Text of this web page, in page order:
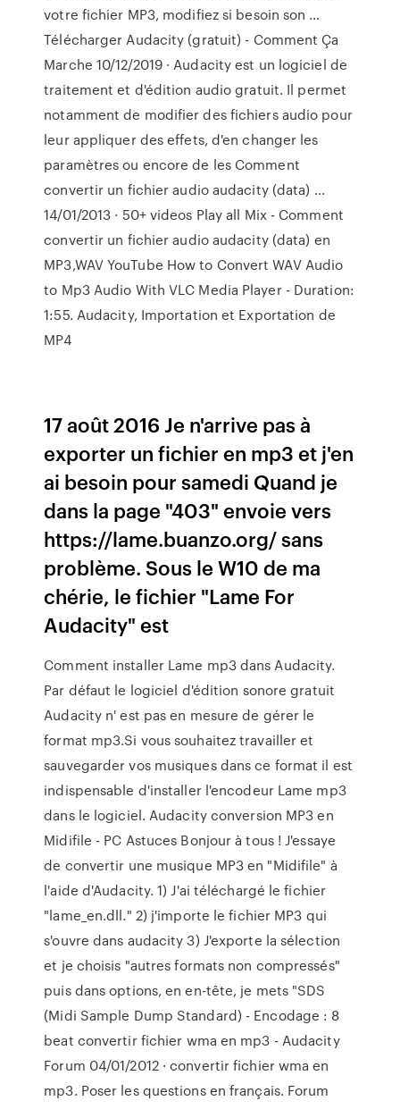
votre fichier MP3, modifiez si besoin son …
Télécharger Audacity (gratuit) - Comment Ça
Marche 10/12/2019 · Audacity est un logiciel de
traitement et d'édition audio gratuit. Il permet
notamment de modifier des fichiers audio pour
leur appliquer des effets, d'en changer les
paramètres ou encore de les Comment
convertir un fichier audio audacity (data) …
14/01/2013 · 50+ videos Play all Mix - Comment
convertir un fichier audio audacity (data) en
MP3,WAV YouTube How to Convert WAV Audio
to Mp3 Audio With VLC Media Player - Duration:
1:55. Audacity, Importation et Exportation de
MP4
17 août 2016 Je n'arrive pas à
exporter un fichier en mp3 et j'en
ai besoin pour samedi Quand je
dans la page "403" envoie vers
https://lame.buanzo.org/ sans
problème. Sous le W10 de ma
chérie, le fichier "Lame For
Audacity" est
Comment installer Lame mp3 dans Audacity.
Par défaut le logiciel d'édition sonore gratuit
Audacity n' est pas en mesure de gérer le
format mp3.Si vous souhaitez travailler et
sauvegarder vos musiques dans ce format il est
indispensable d'installer l'encodeur Lame mp3
dans le logiciel. Audacity conversion MP3 en
Midifile - PC Astuces Bonjour à tous ! J'essaye
de convertir une musique MP3 en "Midifile" à
l'aide d'Audacity. 1) J'ai téléchargé le fichier
"lame_en.dll." 2) j'importe le fichier MP3 qui
s'ouvre dans audacity 3) J'exporte la sélection
et je choisis "autres formats non compressés"
puis dans options, en en-tête, je mets "SDS
(Midi Sample Dump Standard) - Encodage : 8
beat convertir fichier wma en mp3 - Audacity
Forum 04/01/2012 · convertir fichier wma en
mp3. Poser les questions en français. Forum